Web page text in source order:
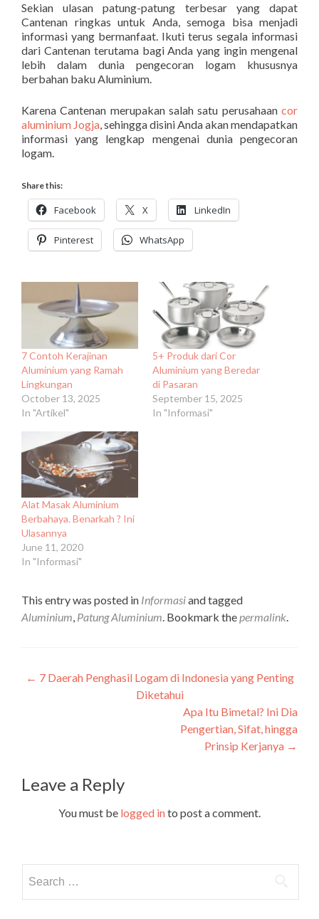
Sekian ulasan patung-patung terbesar yang dapat
Cantenan ringkas untuk Anda, semoga bisa menjadi
informasi yang bermanfaat. Ikuti terus segala informasi
dari Cantenan terutama bagi Anda yang ingin mengenal
lebih dalam dunia pengecoran logam khususnya
berbahan baku Aluminium.
Karena Cantenan merupakan salah satu perusahaan cor
aluminium Jogja, sehingga disini Anda akan mendapatkan
informasi yang lengkap mengenai dunia pengecoran
logam.
Share this:
Facebook X LinkedIn
Pinterest WhatsApp
7 Contoh Kerajinan
Aluminium yang Ramah
Lingkungan
October 13, 2025
In "Artikel"
5+ Produk dari Cor
Aluminium yang Beredar
di Pasaran
September 15, 2025
In "Informasi"
Alat Masak Aluminium
Berbahaya. Benarkah ? Ini
Ulasannya
June 11, 2020
In "Informasi"
This entry was posted in Informasiand tagged
Aluminium, Patung Aluminium. Bookmark thepermalink.
Post
navigation
← 7 Daerah Penghasil Logam di Indonesia yang Penting
Diketahui
Apa Itu Bimetal? Ini Dia
Pengertian, Sifat, hingga
Prinsip Kerjanya →
Leave a Reply
You must be logged into post a comment.
for: